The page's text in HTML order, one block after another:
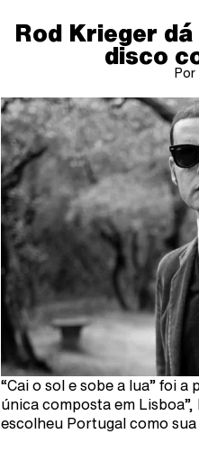
Rod Krieger
disco
“Cai o sol e sobe a lua” foi
única composta em
escolheu Portugal como sua